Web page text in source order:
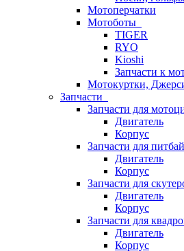
Мотоперчатки
Мотоботы
TIGER
RYO
Kioshi
Запчасти к
Мотокуртки,
Запчасти
Запчасти для
Двигатель
Корпус
Запчасти для
Двигатель
Корпус
Запчасти для
Двигатель
Корпус
Запчасти для
Двигатель
Корпус